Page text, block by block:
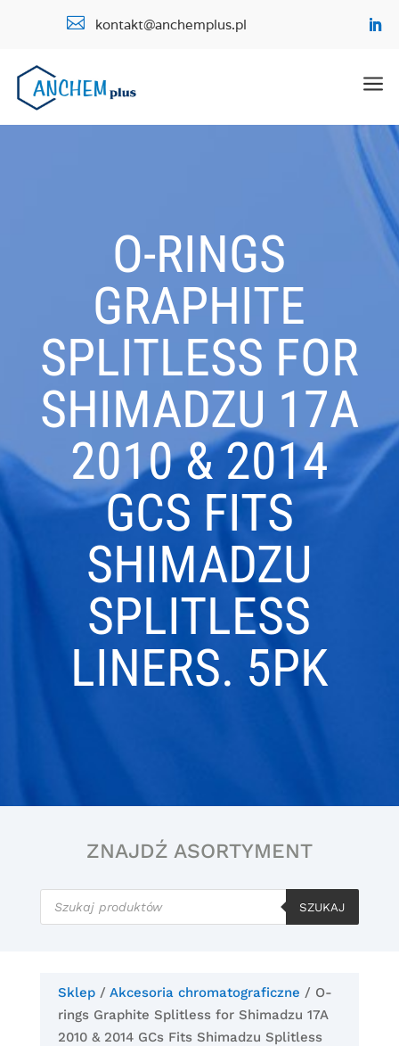
 kontakt@anchemplus.pl
a
O-RINGS
GRAPHITE
SPLITLESS FOR
SHIMADZU 17A
2010 & 2014
GCS FITS
SHIMADZU
SPLITLESS
LINERS. 5PK
ZNAJDŹ ASORTYMENT
Wyszukiwarka
produktów
SZUKAJ
Sklep/ Akcesoria chromatograficzne / O-
rings Graphite Splitless for Shimadzu 17A
2010 & 2014 GCs Fits Shimadzu Splitless